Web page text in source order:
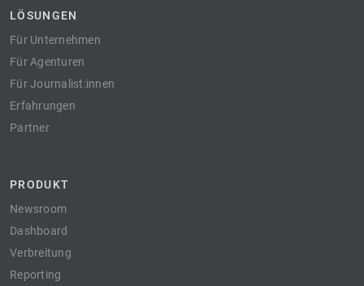
LÖSUNGEN
Für Unternehmen
Für Agenturen
Für Journalist:innen
Erfahrungen
Partner
PRODUKT
Newsroom
Dashboard
Verbreitung
Reporting